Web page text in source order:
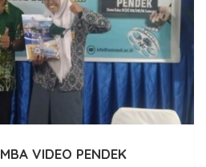
VIDEO PENDEK